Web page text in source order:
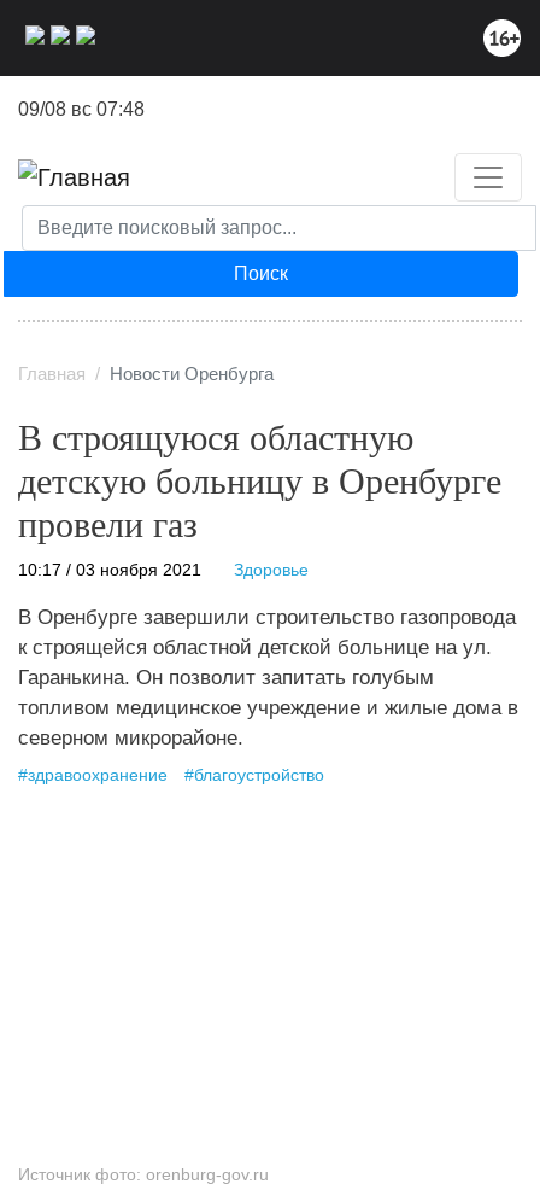
основному
09/08 вс 07:48
Поиск
Главная Новости Оренбурга
В строящуюся областную
детскую больницу в Оренбурге
провели газ
10:17 / 03 ноября 2021 Здоровье
В Оренбурге завершили строительство газопровода
к строящейся областной детской больнице на ул.
Гаранькина. Он позволит запитать голубым
топливом медицинское учреждение и жилые дома в
северном микрорайоне.
#здравоохранение #благоустройство
Источник фото: orenburg-gov.ru